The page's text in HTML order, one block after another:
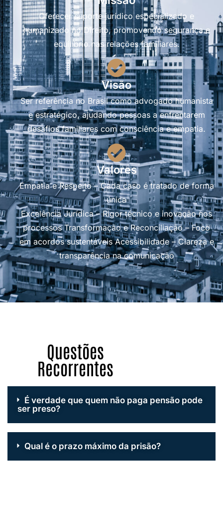
Oferecer suporte jurídico especializado e
humanizado no Direito, promovendo segurança e
equilíbrio nas relações familiares.
Visão
Ser referência no Brasil como advogado humanista
e estratégico, ajudando pessoas a enfrentarem
desafios familiares com consciência e empatia.
Valores
Empatia e Respeito – Cada caso é tratado de forma
única
Excelência Jurídica – Rigor técnico e inovação nos
processos Transformação e Reconciliação – Foco
em acordos sustentáveis Acessibilidade – Clareza e
transparência na comunicação
Questões
Recorrentes
É verdade que quem não paga pensão pode
ser preso?
Qual é o prazo máximo da prisão?